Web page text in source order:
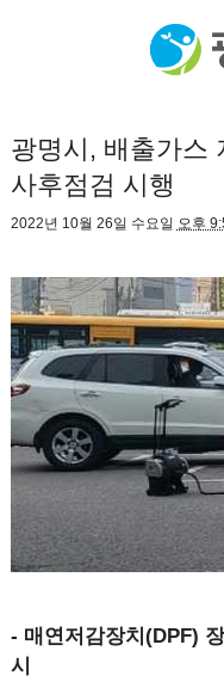
광명시, 배출가스
사후점검 시행
2022년 10월 26일 수요일 오후
- 매연저감장치(DPF)
시